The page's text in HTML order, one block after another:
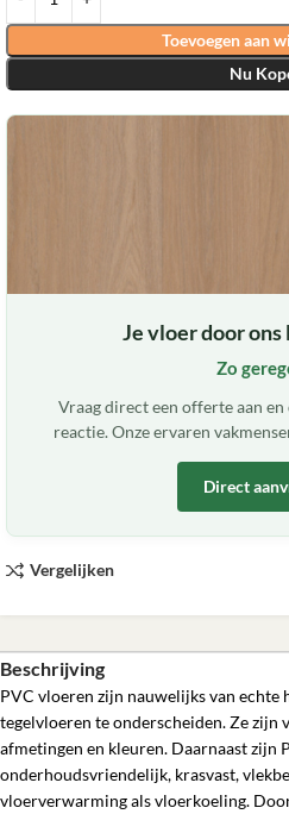
Toevoegen aan
Nu
Je vloer door ons
Zo
Vraag direct een offerte aan
reactie. Onze ervaren
Direct
Vergelijken
Beschrijving
PVC vloeren zijn nauwelijks van
tegelvloeren te onderscheiden. Ze
afmetingen en kleuren. Daarnaast zijn
onderhoudsvriendelijk, krasvast,
vloerverwarming als vloerkoeling.